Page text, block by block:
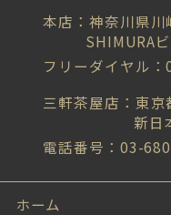
本店：神奈川県
SHIMURA
フリーダイヤル
三軒茶屋店：東
新日
電話番号：03-
ホーム